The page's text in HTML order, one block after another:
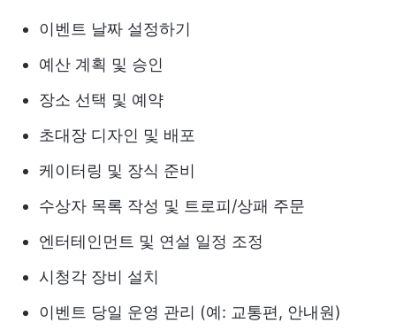
이벤트 날짜 설정하기
예산 계획 및 승인
장소 선택 및 예약
초대장 디자인 및 배포
케이터링 및 장식 준비
수상자 목록 작성 및 트로피/상패 주문
엔터테인먼트 및 연설 일정 조정
시청각 장비 설치
이벤트 당일 운영 관리 (예: 교통편, 안내원)